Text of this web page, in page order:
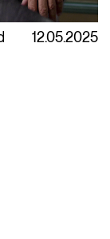
12.05.2025